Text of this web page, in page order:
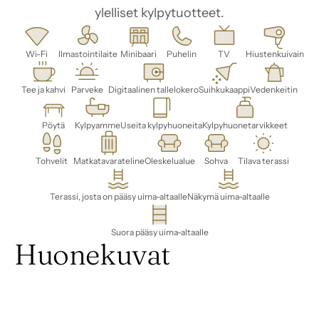
ylelliset kylpytuotteet.
Wi-Fi Ilmastointilaite Minibaari Puhelin TV Hiustenkuivain
Tee ja kahvi Parveke Digitaalinen tallelokeroSuihkukaappiVedenkeitin
Pöytä KylpyammeUseita kylpyhuoneitaKylpyhuonetarvikkeet
Tohvelit MatkatavaratelineOleskelualue Sohva Tilava terassi
Terassi, josta on pääsy uima-altaalleNäkymä uima-altaalle
Suora pääsy uima-altaalle
Huonekuvat